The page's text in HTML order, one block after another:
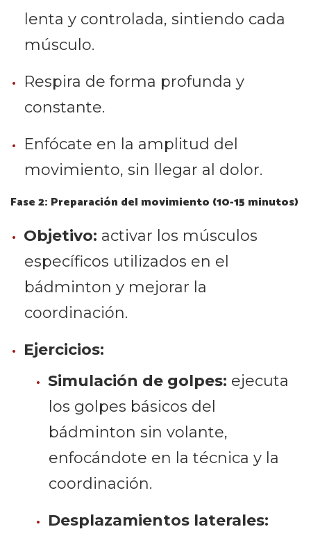
lenta y controlada, sintiendo cada
músculo.
Respira de forma profunda y
constante.
Enfócate en la amplitud del
movimiento, sin llegar al dolor.
Fase 2: Preparación del movimiento (10-15 minutos)
Objetivo: activar los músculos
específicos utilizados en el
bádminton y mejorar la
coordinación.
Ejercicios:
Simulación de golpes: ejecuta
los golpes básicos del
bádminton sin volante,
enfocándote en la técnica y la
coordinación.
Desplazamientos laterales: